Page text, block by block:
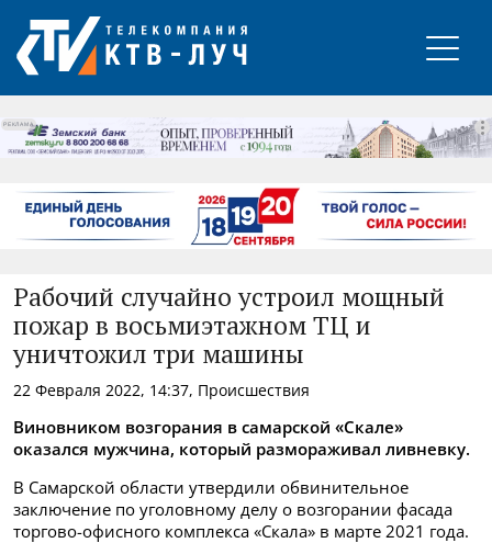
РЕКЛАМА
Рабочий случайно устроил мощный
пожар в восьмиэтажном ТЦ и
уничтожил три машины
22 Февраля 2022, 14:37, Происшествия
Виновником возгорания в самарской «Скале»
оказался мужчина, который размораживал ливневку.
В Самарской области утвердили обвинительное
заключение по уголовному делу о возгорании фасада
торгово-офисного комплекса «Скала» в марте 2021 года.